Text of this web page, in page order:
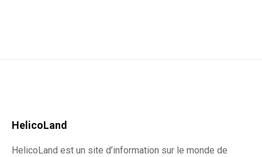
HelicoLand
HelicoLand est un site d’information sur le monde de